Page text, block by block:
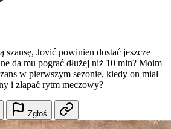
szansę, Jović powinien dostać jeszcze
da mu pograć dłużej niż 10 min? Moim
w pierwszym sezonie, kiedy on miał
i złapać rytm meczowy?
Zgłoś